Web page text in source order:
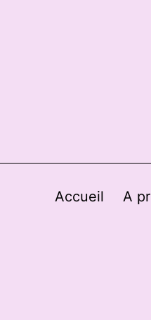
Accueil A